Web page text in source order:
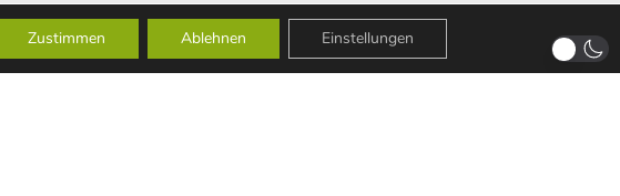
Zustimmen Ablehnen Einstellungen